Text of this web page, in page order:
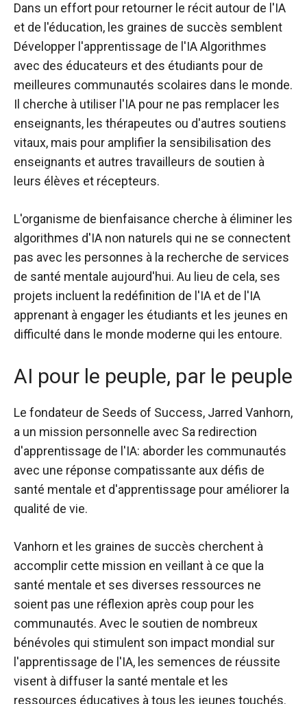
Dans un effort pour retourner le récit autour de l'IA
et de l'éducation, les graines de succès semblent
Développer l'apprentissage de l'IAAlgorithmes
avec des éducateurs et des étudiants pour de
meilleures communautés scolaires dans le monde.
Il cherche à utiliser l'IA pour ne pas remplacer les
enseignants, les thérapeutes ou d'autres soutiens
vitaux, mais pour amplifier la sensibilisation des
enseignants et autres travailleurs de soutien à
leurs élèves et récepteurs.
L'organisme de bienfaisance cherche à éliminer les
algorithmes d'IA non naturels qui ne se connectent
pas avec les personnes à la recherche de services
de santé mentale aujourd'hui. Au lieu de cela, ses
projets incluent la redéfinition de l'IA et de l'IA
apprenant à engager les étudiants et les jeunes en
difficulté dans le monde moderne qui les entoure.
AI pour le peuple, par le peuple
Le fondateur de Seeds of Success, Jarred Vanhorn,
a un mission personnelle avec Sa redirection
d'apprentissage de l'IA: aborder les communautés
avec une réponse compatissante aux défis de
santé mentale et d'apprentissage pour améliorer la
qualité de vie.
Vanhorn et les graines de succès cherchent à
accomplir cette mission en veillant à ce que la
santé mentale et ses diverses ressources ne
soient pas une réflexion après coup pour les
communautés. Avec le soutien de nombreux
bénévoles qui stimulent son impact mondial sur
l'apprentissage de l'IA, les semences de réussite
visent à diffuser la santé mentale et les
ressources éducatives à tous les jeunes touchés.